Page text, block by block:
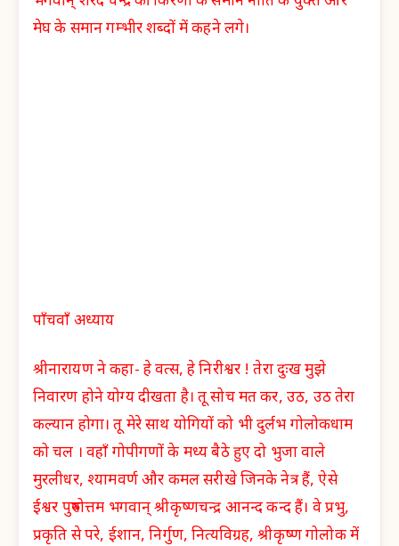
मेघ के समान गम्भीर शब्दों में कहने लगे।
पाँचवाँ अध्याय
श्रीनारायण ने कहा- हे वत्स, हे निरीश्वर ! तेरा दुःख मुझे
निवारण होने योग्य दीखता है। तू सोच मत कर, उठ, उठ तेरा
कल्यान होगा। तू मेरे साथ योगियों को भी दुर्लभ गोलोकधाम
को चल । वहाँ गोपीगणों के मध्य बैठे हुए दो भुजा वाले
मुरलीधर, श्यामवर्ण और कमल सरीखे जिनके नेत्र हैं, ऐसे
ईश्वर पुरुषोत्तम भगवान् श्रीकृष्णचन्द्र आनन्द कन्द हैं। वे प्रभु,
प्रकृति से परे, ईशान, निर्गुण, नित्यविग्रह, श्रीकृष्ण गोलोक में